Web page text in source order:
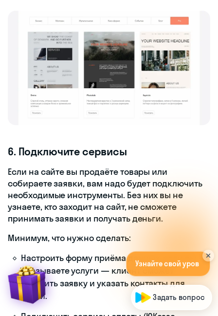
6. Подключите сервисы
Если на сайте вы продаёте товары или
собираете заявки, вам надо будет подключить
необходимые инструменты. Без них вы не
узнаете, кто заходит на сайт, не сможете
принимать заявки и получать деньги.
Минимум, что нужно сделать:
Настроить форму приёма данных, если вы
оказываете услуги — клиент сможет
оставить заявку и указать контакты для
связи.
овеньзнаний
беспл атно!Апо ромо|
Задать вопрос